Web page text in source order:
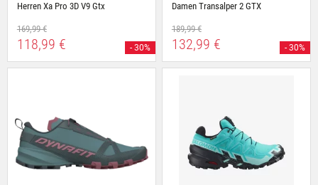
Herren Xa Pro 3D V9 Gtx
169,99 €
118,99 € - 30%
Damen Transalper 2 GTX
189,99 €
132,99 € - 30%